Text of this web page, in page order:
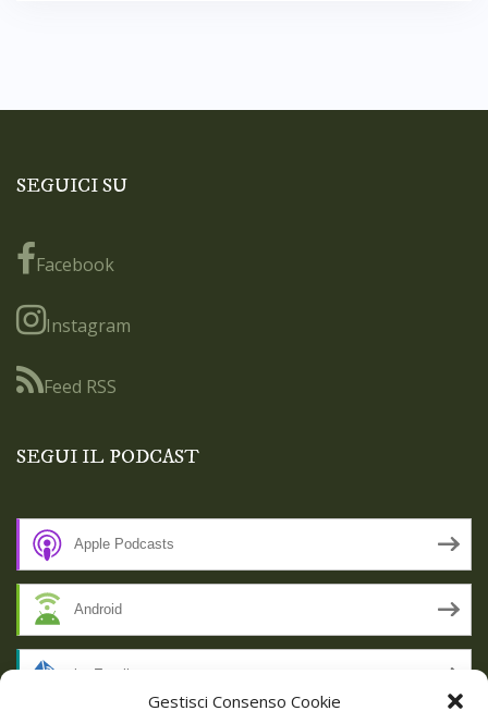
Gestisci Consenso Cookie
SEGUICI SU
Facebook
Instagram
Feed RSS
SEGUI IL PODCAST
Apple Podcasts
Android
by Email